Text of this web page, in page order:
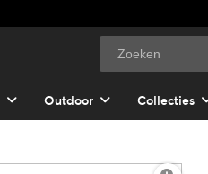
Outdoor Collecties